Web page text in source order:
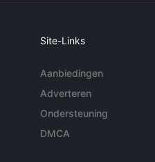
Site-Links
Aanbiedingen
Adverteren
Ondersteuning
DMCA